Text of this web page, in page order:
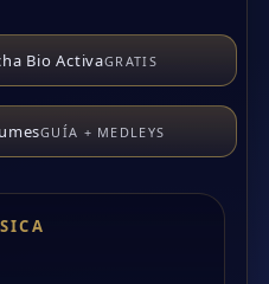
Bio ActivaGRATIS
GUÍA + MEDLEYS